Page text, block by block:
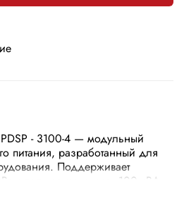
- 3100-4 — модульный
питания, разработанный для
Поддерживает
и полную мощность 100 кВА.
— 3 фазы, выход — 3 фазы.